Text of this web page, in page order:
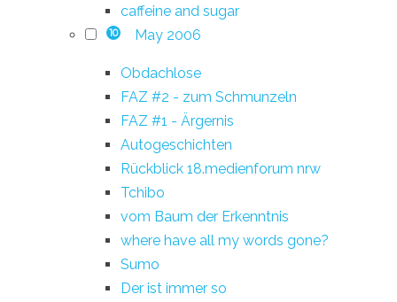
caffeine and sugar
10 May 2006
Obdachlose
FAZ #2 - zum Schmunzeln
FAZ #1 - Ärgernis
Autogeschichten
Rückblick 18.medienforum nrw
Tchibo
vom Baum der Erkenntnis
where have all my words gone?
Sumo
Der ist immer so